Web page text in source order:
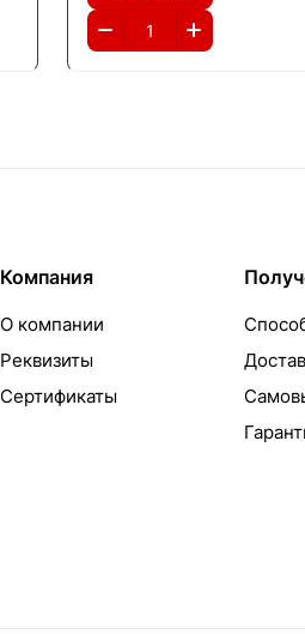
Компания
О компании
Реквизиты
Сертификаты